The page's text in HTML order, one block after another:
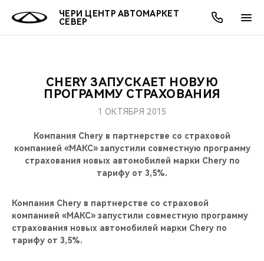
ЧЕРИ ЦЕНТР АВТОМАРКЕТ
СЕВЕР
МОДЕЛИ
КРОССОВЕРЫ
НОВИНКИ
ПОКУПАТЕЛЯМ
КРЕДИТ И СТРАХОВАНИЕ
ВЛАДЕЛЬЦАМ
ЗАПЧАСТИ И АКСЕССУАРЫ
CHERY CONNECT
МИР CHERY
О БРЕНДЕ
ЛЮДИ CHERY
БЛАГОТВОРИТЕЛЬНОСТЬ
АКЦИИ
ОНЛАЙН СЕРВИСЫ
КРЕДИТ
О КОМПАНИИ
МЫ В СОЦСЕТЯХ
CHERY ЗАПУСКАЕТ НОВУЮ
ПРОГРАММУ СТРАХОВАНИЯ
1 ОКТЯБРЯ 2015
Компания Chery в партнерстве со страховой
компанией «МАКС» запустили совместную программу
страхования новых автомобилей марки Сhery по
тарифу от 3,5%.
Компания Chery в партнерстве со страховой
компанией «МАКС» запустили совместную программу
страхования новых автомобилей марки Сhery по
тарифу от 3,5%.